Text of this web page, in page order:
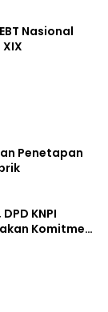
Nasional
Penetapan
KNPI
Komitmen